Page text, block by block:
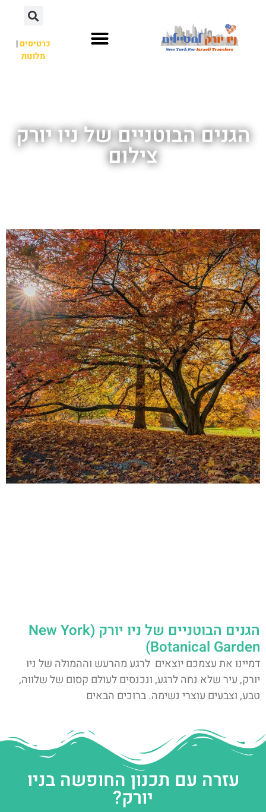
כרטיסים|
מלונות
הגנים הבוטניים של ניו יורק
צילום
הגנים הבוטניים של ניו יורק (New York
Botanical Garden)
דמיינו את עצמכם יוצאים לרגע מהרעש וההמולה של ניו
יורק, עיר שלא נחה לרגע, ונכנסים לעולם קסום של שלווה,
טבע, וצבעים עוצרי נשימה. ברוכים הבאים
עזרה עם תכנון החופשה בניו
יורק?